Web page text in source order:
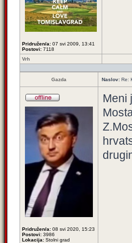
Pridružen/a: 07 svi 2009, 13:41
Postovi: 7118
Vrh
Gazda Naslov: Re:
Pridružen/a: 08 svi 2020, 15:23
Postovi: 3986
Lokacija: Stolni grad
Meni